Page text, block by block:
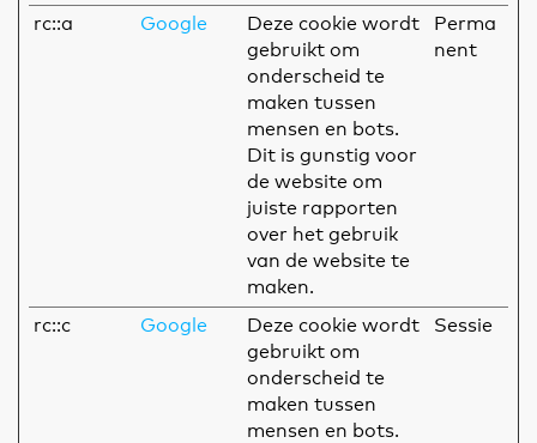
rc::a Google
Deze cookie wordt
gebruikt om
onderscheid te
maken tussen
mensen en bots.
Dit is gunstig voor
de website om
juiste rapporten
over het gebruik
van de website te
maken.
Perma
nent
rc::c Google
Deze cookie wordt
gebruikt om
onderscheid te
maken tussen
mensen en bots.
Sessie